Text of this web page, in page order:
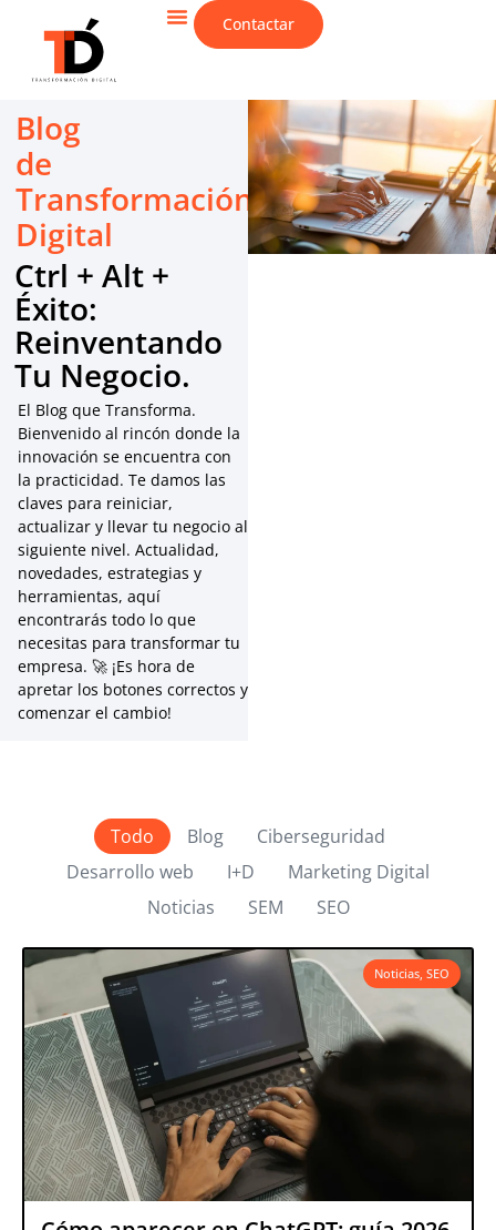
Contactar
Blog
de
Transformación
Digital
Ctrl + Alt +
Éxito:
Reinventando
Tu Negocio.
El Blog que Transforma.
Bienvenido al rincón donde la
innovación se encuentra con
la practicidad. Te damos las
claves para reiniciar,
actualizar y llevar tu negocio al
siguiente nivel. Actualidad,
novedades, estrategias y
herramientas, aquí
encontrarás todo lo que
necesitas para transformar tu
empresa. 🚀 ¡Es hora de
apretar los botones correctos y
comenzar el cambio!
Blog
Ciberseguridad
Desarrollo web
I+D
Marketing Digital
Noticias
SEM SEO
Todo
Noticias SEO